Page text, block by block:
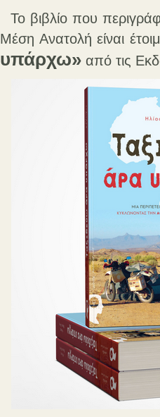
Το βιβλίο που
Μέση Ανατολή είναι
υπάρχω» από τις